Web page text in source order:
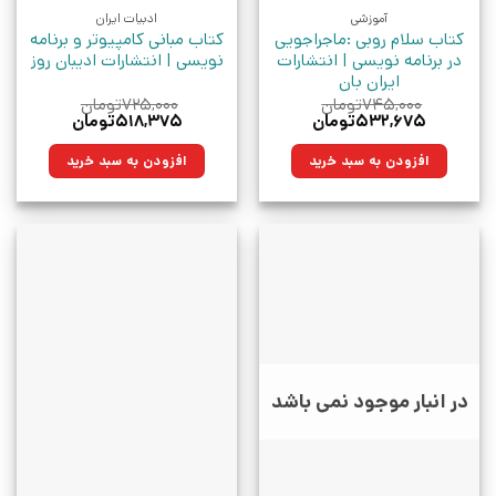
آموزشی
کتاب سلام روبی :ماجراجویی
در برنامه نویسی | انتشارات
ایران بان
۷۴۵,۰۰۰تومان
قیمت
۷۴۵,۰۰۰تومان
بود.
۵۳۲,۶۷۵تومان
۵۳۲,۶۷۵تومان. افزودن به سبد خرید
ادبیات ایران
کتاب مبانی کامپیوتر و برنامه
نویسی | انتشارات ادیبان روز
۷۲۵,۰۰۰تومان
قیمت
۷۲۵,۰۰۰تومان
بود.
۵۱۸,۳۷۵تومان
۵۱۸,۳۷۵تومان.افزودن به سبد خرید
در انبار موجود نمی باشد